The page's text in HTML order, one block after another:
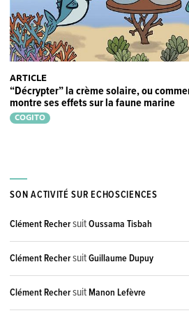
ARTICLE
“Décrypter” la crème solaire, ou
montre ses effets sur la faune marine
COGITO
SON ACTIVITÉ SUR ECHOSCIENCES
Clément RechersuitOussama Tisbah
Clément RechersuitGuillaume Dupuy
Clément RechersuitManon Lefèvre